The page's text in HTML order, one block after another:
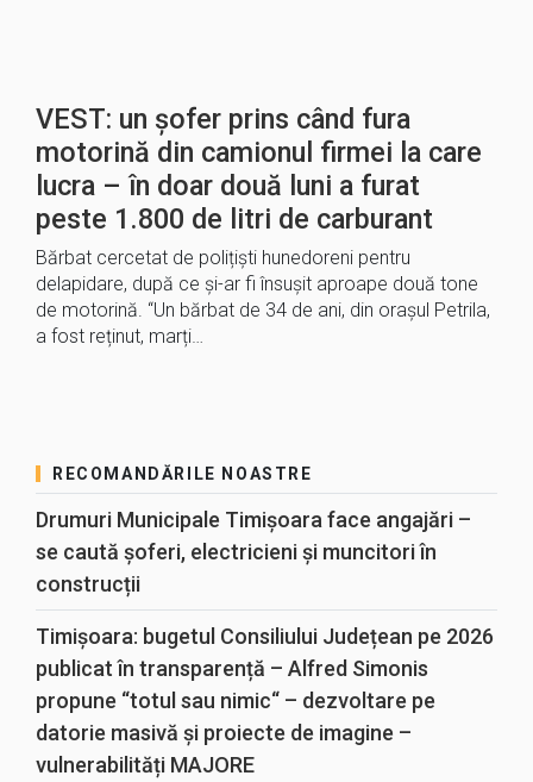
VEST: un șofer prins când fura
motorină din camionul firmei la care
lucra – în doar două luni a furat
peste 1.800 de litri de carburant
Bărbat cercetat de polițiști hunedoreni pentru
delapidare, după ce și-ar fi însușit aproape două tone
de motorină. “Un bărbat de 34 de ani, din orașul Petrila,
a fost reținut, marți…
RECOMANDĂRILE NOASTRE
Drumuri Municipale Timișoara face angajări –
se caută șoferi, electricieni și muncitori în
construcții
Timișoara: bugetul Consiliului Județean pe 2026
publicat în transparență – Alfred Simonis
propune “totul sau nimic“ – dezvoltare pe
datorie masivă și proiecte de imagine –
vulnerabilități MAJORE